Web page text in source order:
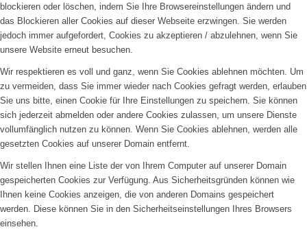
blockieren oder löschen, indem Sie Ihre Browsereinstellungen ändern und
das Blockieren aller Cookies auf dieser Webseite erzwingen. Sie werden
jedoch immer aufgefordert, Cookies zu akzeptieren / abzulehnen, wenn Sie
unsere Website erneut besuchen.
Wir respektieren es voll und ganz, wenn Sie Cookies ablehnen möchten. Um
zu vermeiden, dass Sie immer wieder nach Cookies gefragt werden, erlauben
Sie uns bitte, einen Cookie für Ihre Einstellungen zu speichern. Sie können
sich jederzeit abmelden oder andere Cookies zulassen, um unsere Dienste
vollumfänglich nutzen zu können. Wenn Sie Cookies ablehnen, werden alle
gesetzten Cookies auf unserer Domain entfernt.
Wir stellen Ihnen eine Liste der von Ihrem Computer auf unserer Domain
gespeicherten Cookies zur Verfügung. Aus Sicherheitsgründen können wie
Ihnen keine Cookies anzeigen, die von anderen Domains gespeichert
werden. Diese können Sie in den Sicherheitseinstellungen Ihres Browsers
einsehen.